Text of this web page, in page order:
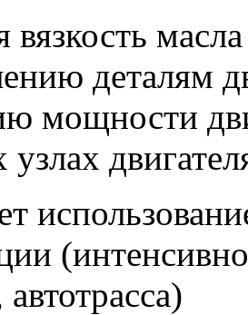
вязкость
деталям
мощности